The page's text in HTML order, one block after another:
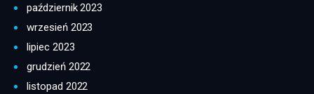
październik 2023
wrzesień 2023
lipiec 2023
grudzień 2022
listopad 2022